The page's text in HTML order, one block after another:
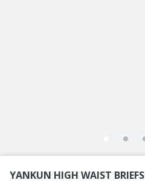
YANKUN HIGH WAIST BRIEFS